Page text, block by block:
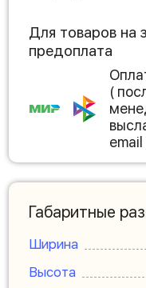
Для товаров на
предоплата
(
email
Габаритные
Ширина
Высота